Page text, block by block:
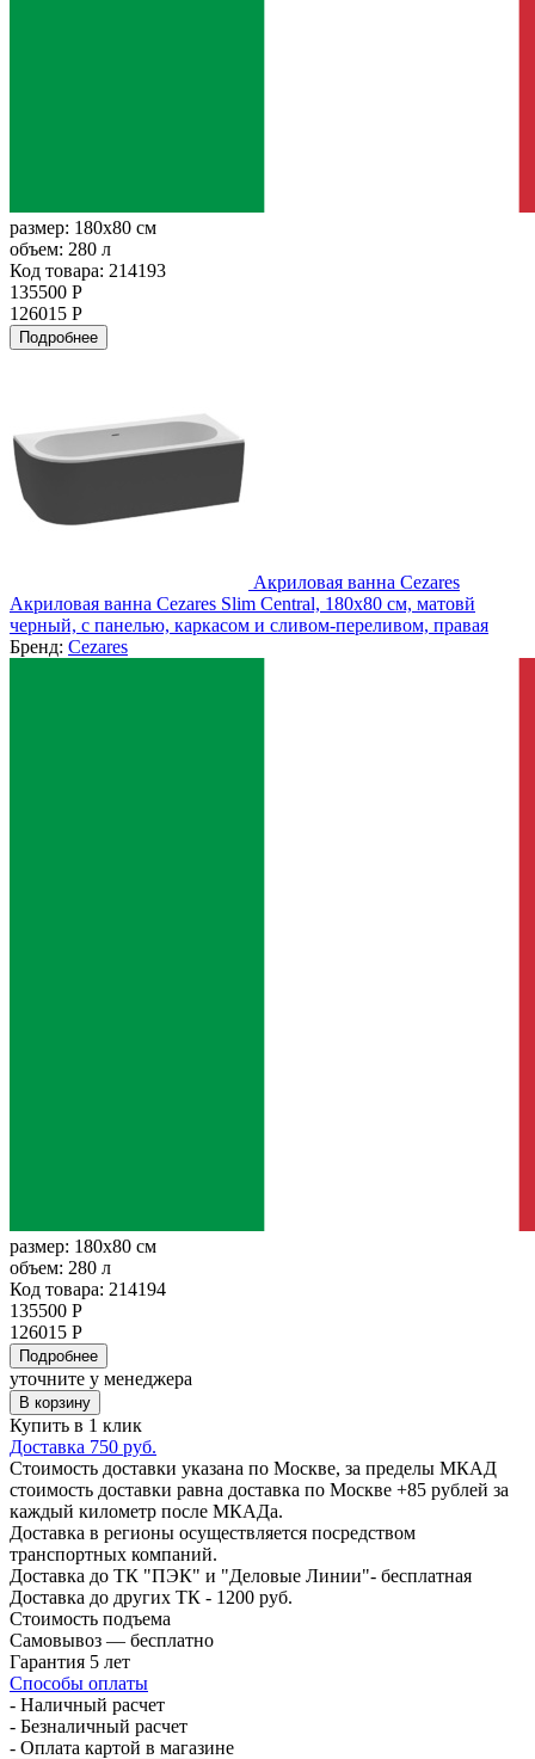
размер: 180x80 см
объем: 280 л
Код товара: 214193
135500 Р
126015 Р
Подробнее
Акриловая ванна Cezares
Акриловая ванна Cezares Slim Central, 180x80 см, матовй
черный, с панелью, каркасом и сливом-переливом, правая
Бренд: Cezares
размер: 180x80 см
объем: 280 л
Код товара: 214194
135500 Р
126015 Р
Подробнее
уточните у менеджера
В корзину
Купить в 1 клик
Доставка 750 руб.
Стоимость доставки указана по Москве, за пределы МКАД
стоимость доставки равна доставка по Москве +85 рублей за
каждый километр после МКАДа.
Доставка в регионы осуществляется посредством
транспортных компаний.
Доставка до ТК "ПЭК" и "Деловые Линии"- бесплатная
Доставка до других ТК - 1200 руб.
Стоимость подъема
Самовывоз — бесплатно
Гарантия 5 лет
Способы оплаты
- Наличный расчет
- Безналичный расчет
- Оплата картой в магазине